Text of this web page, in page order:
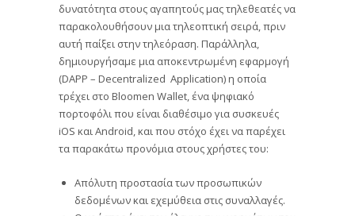
δυνατότητα στους αγαπητούς μας τηλεθεατές να
παρακολουθήσουν μια τηλεοπτική σειρά, πριν
αυτή παίξει στην τηλεόραση. Παράλληλα,
δημιουργήσαμε μια αποκεντρωμένη εφαρμογή
(DAPP – Decentralized Application) η οποία
τρέχει στο Bloomen Wallet, ένα ψηφιακό
πορτοφόλι που είναι διαθέσιμο για συσκευές
iOS και Android, και που στόχο έχει να παρέχει
τα παρακάτω προνόμια στους χρήστες του:
Απόλυτη προστασία των προσωπικών
δεδομένων και εχεμύθεια στις συναλλαγές.